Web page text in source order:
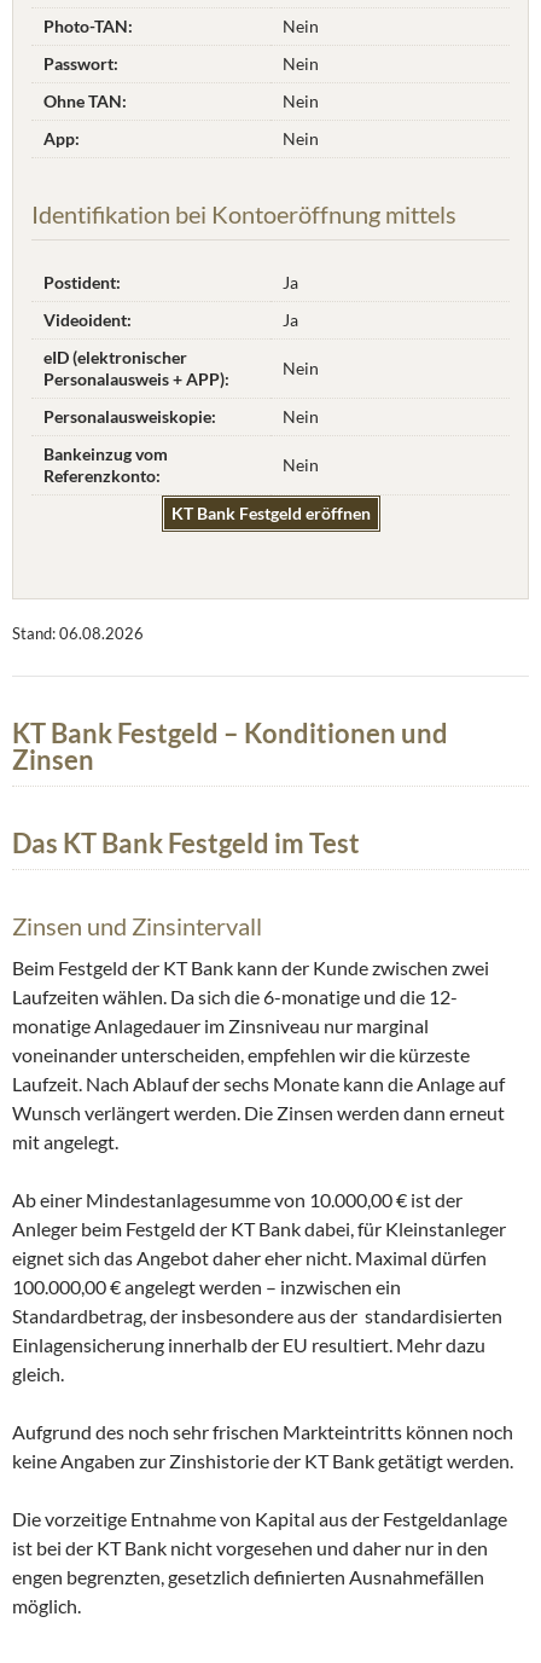
Photo-TAN:
Nein
Passwort:
Nein
Ohne TAN:
Nein
App:
Nein
Identifikation bei Kontoeröffnung mittels
Postident:
Ja
Videoident:
Ja
eID (elektronischer
Personalausweis + APP):
Nein
Personalausweiskopie:
Nein
Bankeinzug vom
Referenzkonto:
Nein
KT Bank Festgeld eröffnen
Stand: 06.08.2026
KT Bank Festgeld – Konditionen und
Zinsen
Das KT Bank Festgeld im Test
Zinsen und Zinsintervall
Beim Festgeld der KT Bank kann der Kunde zwischen zwei
Laufzeiten wählen. Da sich die 6-monatige und die 12-
monatige Anlagedauer im Zinsniveau nur marginal
voneinander unterscheiden, empfehlen wir die kürzeste
Laufzeit. Nach Ablauf der sechs Monate kann die Anlage auf
Wunsch verlängert werden. Die Zinsen werden dann erneut
mit angelegt.
Ab einer Mindestanlagesumme von 10.000,00 € ist der
Anleger beim Festgeld der KT Bank dabei, für Kleinstanleger
eignet sich das Angebot daher eher nicht. Maximal dürfen
100.000,00 € angelegt werden – inzwischen ein
Standardbetrag, der insbesondere aus der standardisierten
Einlagensicherung innerhalb der EU resultiert. Mehr dazu
gleich.
Aufgrund des noch sehr frischen Markteintritts können noch
keine Angaben zur Zinshistorie der KT Bank getätigt werden.
Die vorzeitige Entnahme von Kapital aus der Festgeldanlage
ist bei der KT Bank nicht vorgesehen und daher nur in den
engen begrenzten, gesetzlich definierten Ausnahmefällen
möglich.